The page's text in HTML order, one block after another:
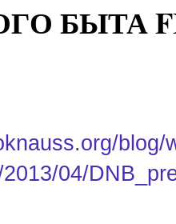
БЫТА
blog/
04/